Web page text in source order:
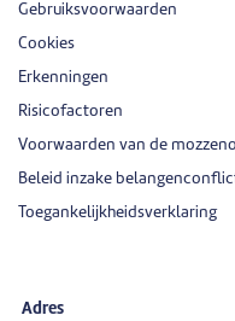
Gebruiksvoorwaarden
Cookies
Erkenningen
Risicofactoren
Voorwaarden van de
Beleid inzake
Toegankelijkheidsverklaring
Adres